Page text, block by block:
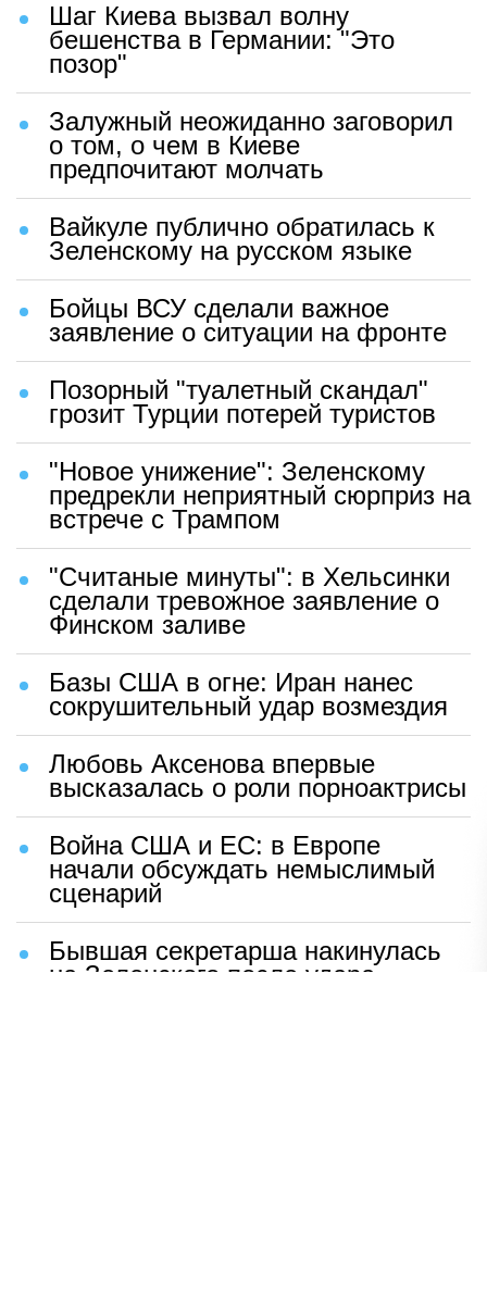
Шаг Киева вызвал волну
бешенства в Германии: "Это
позор"
Залужный неожиданно заговорил
о том, о чем в Киеве
предпочитают молчать
Вайкуле публично обратилась к
Зеленскому на русском языке
Бойцы ВСУ сделали важное
заявление о ситуации на фронте
Позорный "туалетный скандал"
грозит Турции потерей туристов
"Новое унижение": Зеленскому
предрекли неприятный сюрприз на
встрече с Трампом
"Считаные минуты": в Хельсинки
сделали тревожное заявление о
Финском заливе
Базы США в огне: Иран нанес
сокрушительный удар возмездия
Любовь Аксенова впервые
высказалась о роли порноактрисы
Война США и ЕС: в Европе
начали обсуждать немыслимый
сценарий
Бывшая секретарша накинулась
на Зеленского после удара